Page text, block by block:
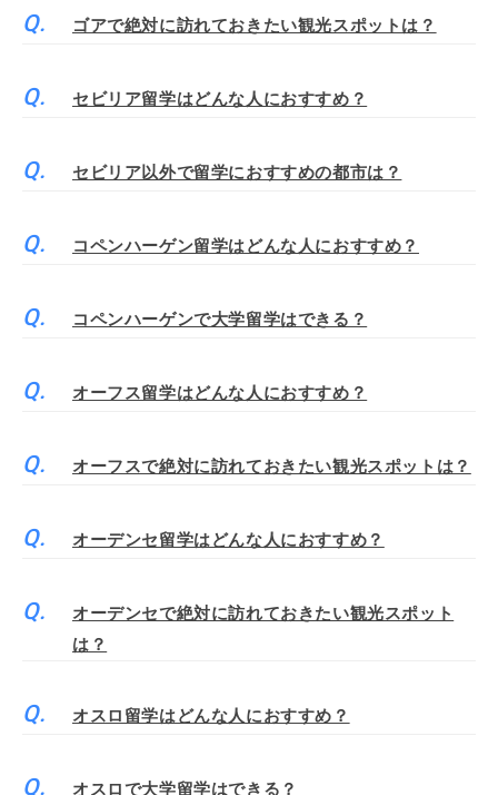
ゴアで絶対に訪れておきたい観光スポットは？
セビリア留学はどんな人におすすめ？
セビリア以外で留学におすすめの都市は？
コペンハーゲン留学はどんな人におすすめ？
コペンハーゲンで大学留学はできる？
オーフス留学はどんな人におすすめ？
オーフスで絶対に訪れておきたい観光スポットは？
オーデンセ留学はどんな人におすすめ？
オーデンセで絶対に訪れておきたい観光スポット
は？
オスロ留学はどんな人におすすめ？
オスロで大学留学はできる？